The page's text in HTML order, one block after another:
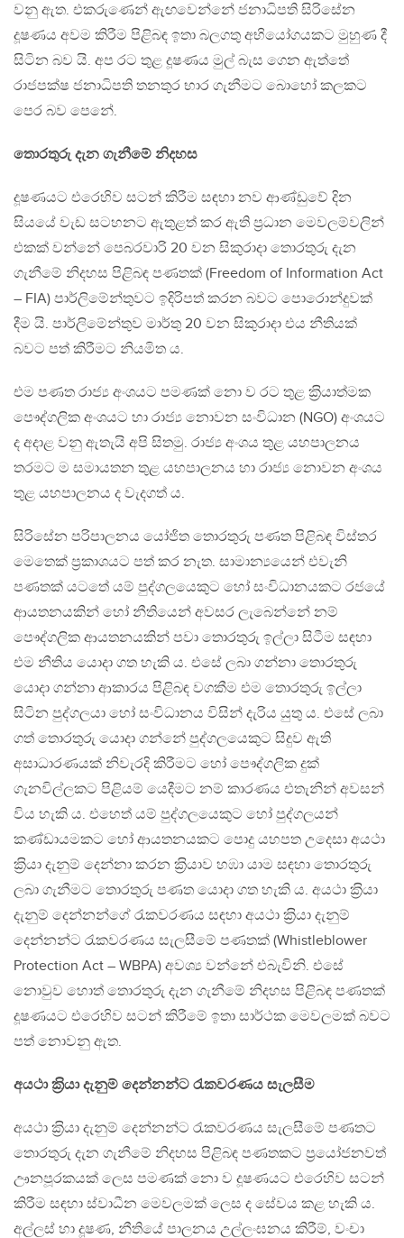
වනු ඇත. එකරුණෙන් ඇඟවෙන්නේ ජනාධිපති සිරිසේන
දූෂණය අවම කිරීම පිළිබඳ ඉතා බලගතු අභියෝගයකට මුහුණ දී
සිටින බව යි. අප රට තුළ දූෂණය මුල් බැස ගෙන ඇත්තේ
රාජපක්ෂ ජනාධිපති තනතුර භාර ගැනීමට බොහෝ කලකට
පෙර බව පෙනේ.
තොරතුරු දැන ගැනීමේ නිදහස
දූෂණයට එරෙහිව සටන් කිරීම සඳහා නව ආණ්ඩුවේ දින
සියයේ වැඩ සටහනට ඇතුළත් කර ඇති ප‍්‍රධාන මෙවලම්වලින්
එකක් වන්නේ පෙබරවාරි 20 වන සිකුරාදා තොරතුරු දැන
ගැනීමේ නිදහස පිළිබඳ පණතක් (Freedom of Information Act
– FIA) පාර්ලිමේන්තුවට ඉදිරිපත් කරන බවට පොරොන්දුවක්
දීම යි. පාර්ලිමේන්තුව මාර්තු 20 වන සිකුරාදා එය නීතියක්
බවට පත් කිරීමට නියමිත ය.
එම පණත රාජ්‍ය අංශයට පමණක් නො ව රට තුළ ක‍්‍රියාත්මක
පෞද්ගලික අංශයට හා රාජ්‍ය නොවන සංවිධාන (NGO) අංශයට
ද අදාළ වනු ඇතැයි අපි සිතමු. රාජ්‍ය අංශය තුළ යහපාලනය
තරමට ම සමායතන තුළ යහපාලනය හා රාජ්‍ය නොවන අංශය
තුළ යහපාලනය ද වැදගත් ය.
සිරිසේන පරිපාලනය යෝජිත තොරතුරු පණත පිළිබඳ විස්තර
මෙතෙක් ප‍්‍රකාශයට පත් කර නැත. සාමාන්‍යයෙන් එවැනි
පණතක් යටතේ යම් පුද්ගලයෙකුට හෝ සංවිධානයකට රජයේ
ආයතනයකින් හෝ නීතියෙන් අවසර ලැබෙන්නේ නම්
පෞද්ගලික ආයතනයකින් පවා තොරතුරු ඉල්ලා සිටීම සඳහා
එම නීතිය යොදා ගත හැකි ය. එසේ ලබා ගන්නා තොරතුරු
යොදා ගන්නා ආකාරය පිළිබඳ වගකීම එම තොරතුරු ඉල්ලා
සිටින පුද්ගලයා හෝ සංවිධානය විසින් දැරිය යුතු ය. එසේ ලබා
ගත් තොරතුරු යොදා ගන්නේ පුද්ගලයෙකුට සිදුව ඇති
අසාධාරණයක් නිවැරදි කිරීමට හෝ පෞද්ගලික දුක්
ගැනවිල්ලකට පිළියම් යෙදීමට නම් කාරණය එතැනින් අවසන්
විය හැකි ය. එහෙත් යම් පුද්ගලයෙකුට හෝ පුද්ගලයන්
කණ්ඩායමකට හෝ ආයතනයකට පොදු යහපත උදෙසා අයථා
ක‍්‍රියා දැනුම් දෙන්නා කරන ක‍්‍රියාව හඹා යාම සඳහා තොරතුරු
ලබා ගැනීමට තොරතුරු පණත යොදා ගත හැකි ය. අයථා ක‍්‍රියා
දැනුම් දෙන්නන්ගේ රැකවරණය සඳහා අයථා ක‍්‍රියා දැනුම්
දෙන්නන්ට රැකවරණය සැලසීමේ පණතක් (Whistleblower
Protection Act – WBPA) අවශ්‍ය වන්නේ එබැවිනි. එසේ
නොවුව හොත් තොරතුරු දැන ගැනීමේ නිදහස පිළිබඳ පණතක්
දූෂණයට එරෙහිව සටන් කිරීමේ ඉතා සාර්ථක මෙවලමක් බවට
පත් නොවනු ඇත.
අයථා ක‍්‍රියා දැනුම් දෙන්නන්ට රැකවරණය සැලසීම
අයථා ක‍්‍රියා දැනුම් දෙන්නන්ට රැකවරණය සැලසීමේ පණතට
තොරතුරු දැන ගැනීමේ නිදහස පිළිබඳ පණතකට ප‍්‍රයෝජනවත්
ඌනපූරකයක් ලෙස පමණක් නො ව දූෂණයට එරෙහිව සටන්
කිරීම සඳහා ස්වාධීන මෙවලමක් ලෙස ද සේවය කළ හැකි ය.
අල්ලස් හා දූෂණ, නීතියේ පාලනය උල්ලංඝනය කිරීම්, වංචා